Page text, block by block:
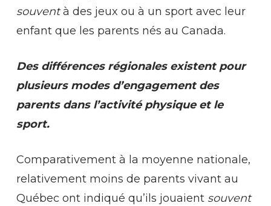
souventà des jeux ou à un sport avec leur
enfant que les parents nés au Canada.
Des différences régionales existent pour
plusieurs modes d’engagement des
parents dans l’activité physique et le
sport.
Comparativement à la moyenne nationale,
relativement moins de parents vivant au
Québec ont indiqué qu’ils jouaient souvent